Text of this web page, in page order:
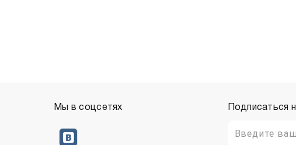
Мы в соцсетях Подписаться